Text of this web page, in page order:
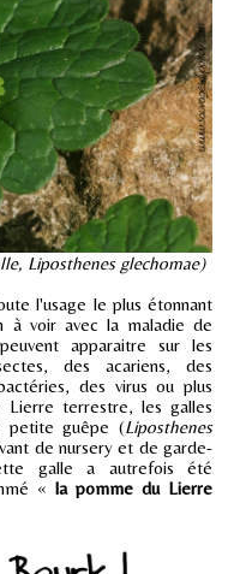
Liposthenes glechomae)
l'usage le plus étonnant
à voir avec la maladie de
apparaitre sur les
des acariens, des
des virus ou plus
Lierre terrestre, les galles
petite guêpe (Liposthenes
de nursery et de garde-
galle a autrefois été
« la pomme du Lierre